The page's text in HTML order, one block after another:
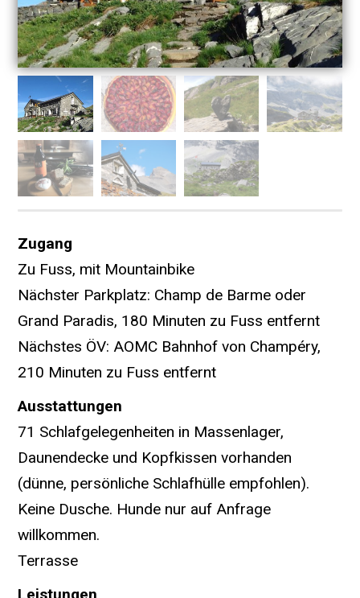
Zugang
Zu Fuss, mit Mountainbike
Nächster Parkplatz: Champ de Barme oder
Grand Paradis, 180 Minuten zu Fuss entfernt
Nächstes ÖV: AOMC Bahnhof von Champéry,
210 Minuten zu Fuss entfernt
Ausstattungen
71 Schlafgelegenheiten in Massenlager,
Daunendecke und Kopfkissen vorhanden
(dünne, persönliche Schlafhülle empfohlen).
Keine Dusche. Hunde nur auf Anfrage
willkommen.
Terrasse